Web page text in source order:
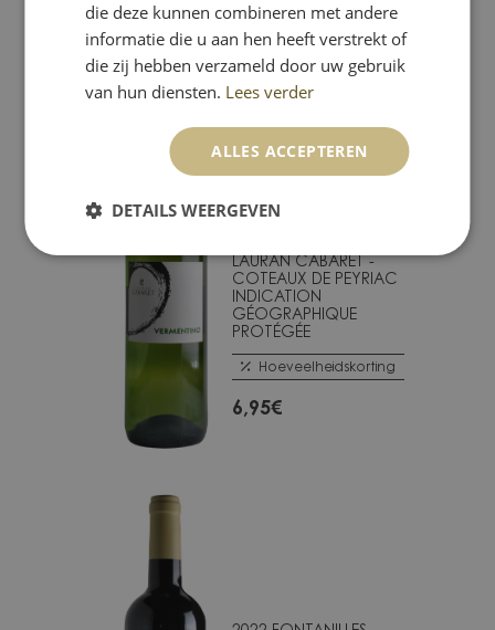
6,95€
LAURAN CABARET -
COTEAUX DE PEYRIAC
INDICATION
GÉOGRAPHIQUE
PROTÉGÉE
Hoeveelheidskorting
6,95€
die deze kunnen combineren met andere
informatie die u aan hen heeft verstrekt of
die zij hebben verzameld door uw gebruik
van hun diensten. Lees verder
ALLES ACCEPTEREN
DETAILS WEERGEVEN